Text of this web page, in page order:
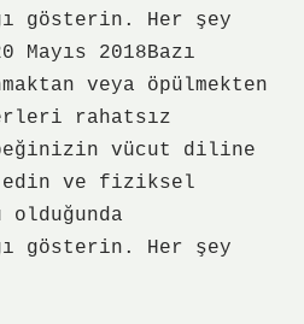
gösterin. Her şey
Mayıs 2018Bazı
veya öpülmekten
rahatsız
vücut diline
edin ve fiziksel
gösterin. Her şey